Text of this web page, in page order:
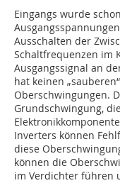
Eingangs wurde
Ausschalten der
Schaltfrequenzen im
Ausgangssignal an
hat keinen
Oberschwingungen.
Grundschwingung,
Inverters können
diese
können die
im Verdichter führen